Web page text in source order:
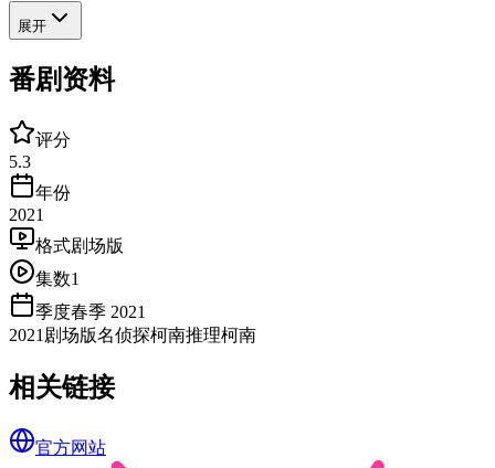
展开
番剧资料
评分
5.3
年份
2021
格式剧场版
集数1
季度春季 2021
2021 剧场版名侦探柯南推理柯南
相关链接
官方网站